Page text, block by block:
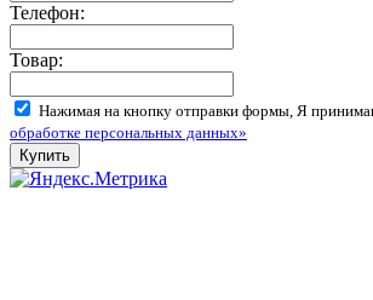
Телефон:
Товар:
Нажимая на кнопку отправки формы, Я
обработке персональных данных»